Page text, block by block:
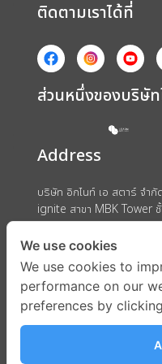
ติดตามเราได้ที่
ส่วนหนึ่งของบริษัท
Address
บริษัท อิกไนท์ เอ สตาร์ จำ
ignite สาขา MBK Tower
ถนนพญาไท แขวงวังใหม่ เ
We use cookies
We use cookies to
performance on our
preferences by